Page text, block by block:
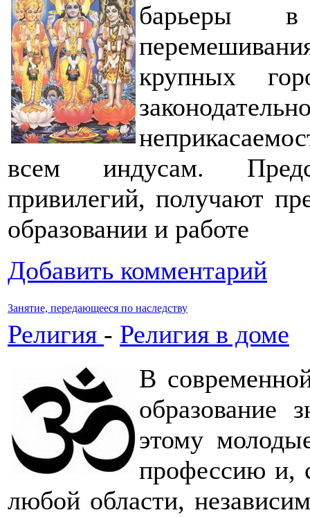
барьеры в
крупных
всем индусам.
привилегий, получают
образовании и работе
Добавить комментарий
Занятие, передающееся по наследству
Религия - Религия в доме
В
образование
этому
профессию и,
любой области,